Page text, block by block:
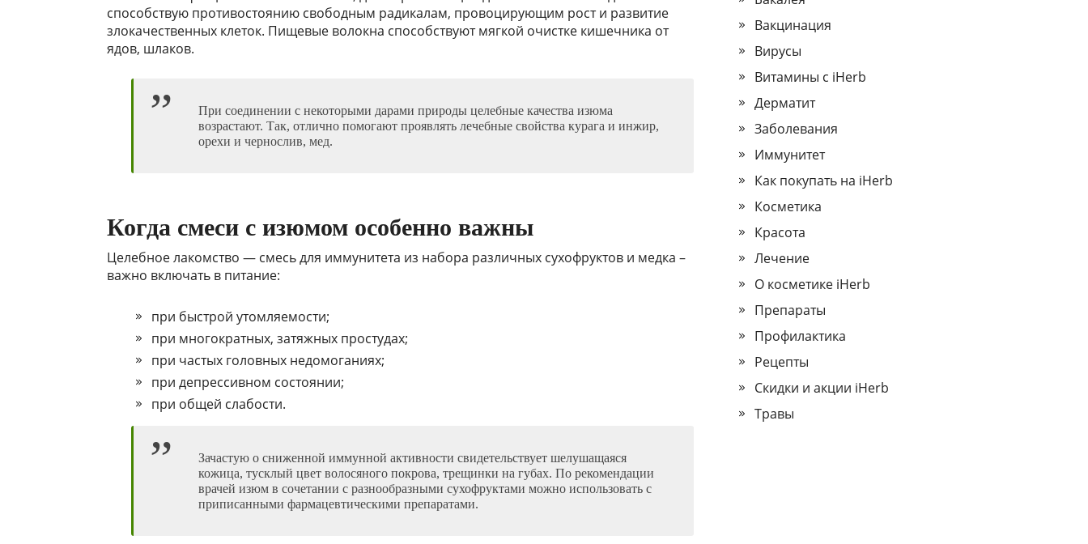
способствую противостоянию свободным радикалам, провоцирующим рост и развитие
злокачественных клеток. Пищевые волокна способствуют мягкой очистке кишечника от
ядов, шлаков.
При соединении с некоторыми дарами природы целебные качества изюма
возрастают. Так, отлично помогают проявлять лечебные свойства курага и инжир,
орехи и чернослив, мед.
Когда смеси с изюмом особенно важны
Целебное лакомство — смесь для иммунитета из набора различных сухофруктов и медка –
важно включать в питание:
при быстрой утомляемости;
при многократных, затяжных простудах;
при частых головных недомоганиях;
при депрессивном состоянии;
при общей слабости.
Зачастую о сниженной иммунной активности свидетельствует шелушащаяся
кожица, тусклый цвет волосяного покрова, трещинки на губах. По рекомендации
врачей изюм в сочетании с разнообразными сухофруктами можно использовать с
приписанными фармацевтическими препаратами.
Вакцинация
Вирусы
Витамины с iHerb
Дерматит
Заболевания
Иммунитет
Как покупать на iHerb
Косметика
Красота
Лечение
О косметике iHerb
Препараты
Профилактика
Рецепты
Скидки и акции iHerb
Травы